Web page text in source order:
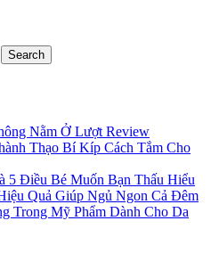
Search
Nằm Ở Lượt Review
Thạo Bí Kíp Cách Tắm Cho
5 Điều Bé Muốn Bạn Thấu Hiểu
Quả Giúp Ngủ Ngon Cả Đêm
Trong Mỹ Phẩm Dành Cho Da